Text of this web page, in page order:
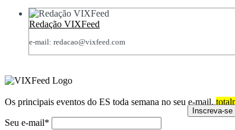
Redação VIXFeed
e-mail: redacao@vixfeed.com
Os principais eventos do ES toda semana no seu e-mail,
Seu e-mail*